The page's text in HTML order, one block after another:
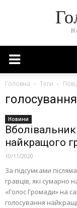
Головна Теги
голосування
Новини
найкращого
10/11/2020
За підсумками
гравців, які сумарно
«Голос Громади» на
голосування